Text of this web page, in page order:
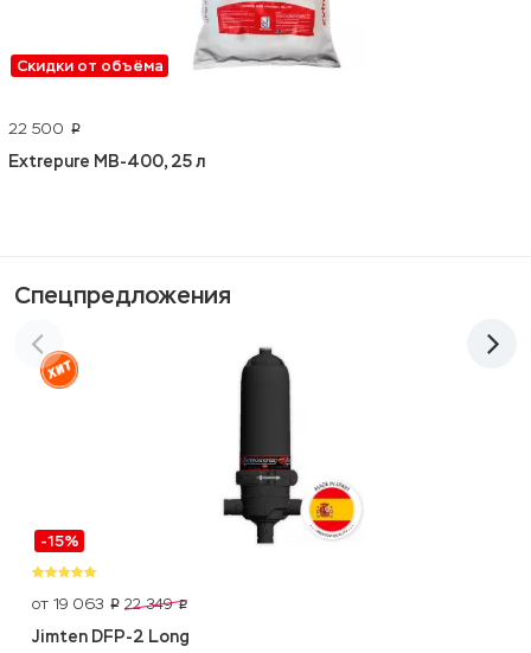
Скидки от объёма
22 500 p
Extrepure MB-400, 25 л
Спецпредложения
-15%
от 19 063 p 22 349 p
Jimten DFP-2 Long